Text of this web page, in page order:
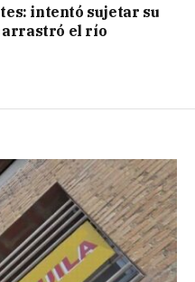
intentó sujetar su
arrastró el río